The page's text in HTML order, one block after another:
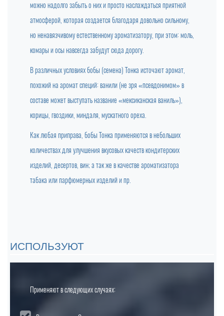
можно надолго забыть о них и просто наслаждаться приятной
атмосферой, которая создается благодаря довольно сильному,
но ненавязчивому естественному ароматизатору, при этом: моль,
комары и осы навсегда забудут сюда дорогу.
В различных условиях бобы (семена) Тонка источают аромат,
похожий на аромат специй: ванили (не зря «псевдонимом» в
составе может выступать название «мексиканская ваниль»),
корицы, гвоздики, миндаля, мускатного ореха.
Как любая приправа, бобы Тонка применяются в небольших
количествах для улучшения вкусовых качеств кондитерских
изделий, десертов, вин; а так же в качестве ароматизатора
табака или парфюмерных изделий и пр.
ИСПОЛЬЗУЮТ
Применяют в следующих случаях: